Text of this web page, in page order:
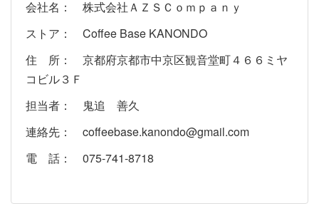
会社名： 株式会社ＡＺＳＣｏｍｐａｎｙ
ストア： Coffee Base KANONDO
住 所： 京都府京都市中京区観音堂町４６６ミヤ
コビル３Ｆ
担当者： 鬼追 善久
連絡先： coffeebase.kanondo@gmail.com
電 話： 075-741-8718